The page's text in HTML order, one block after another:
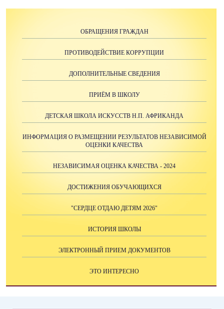
ОБРАЩЕНИЯ ГРАЖДАН
ПРОТИВОДЕЙСТВИЕ КОРРУПЦИИ
ДОПОЛНИТЕЛЬНЫЕ СВЕДЕНИЯ
ПРИЁМ В ШКОЛУ
ДЕТСКАЯ ШКОЛА ИСКУССТВ Н.П. АФРИКАНДА
ИНФОРМАЦИЯ О РАЗМЕЩЕНИИ РЕЗУЛЬТАТОВ НЕЗАВИСИМОЙ
ОЦЕНКИ КАЧЕСТВА
НЕЗАВИСИМАЯ ОЦЕНКА КАЧЕСТВА - 2024
ДОСТИЖЕНИЯ ОБУЧАЮЩИХСЯ
"СЕРДЦЕ ОТДАЮ ДЕТЯМ 2026"
ИСТОРИЯ ШКОЛЫ
ЭЛЕКТРОННЫЙ ПРИЕМ ДОКУМЕНТОВ
ЭТО ИНТЕРЕСНО